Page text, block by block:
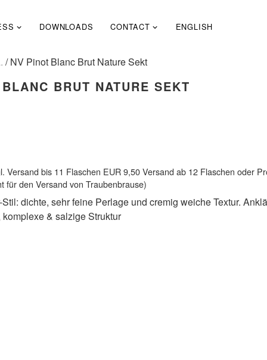
DOWNLOADS CONTACT ENGLISH
/ NV Pinot Blanc Brut Nature Sekt
BRUT NATURE SEKT
Versand bis 11 Flaschen EUR 9,50 Versand ab 12 Flaschen oder
für den Versand von Traubenbrause)
dichte, sehr feine Perlage und cremig weiche Textur.
& salzige Struktur